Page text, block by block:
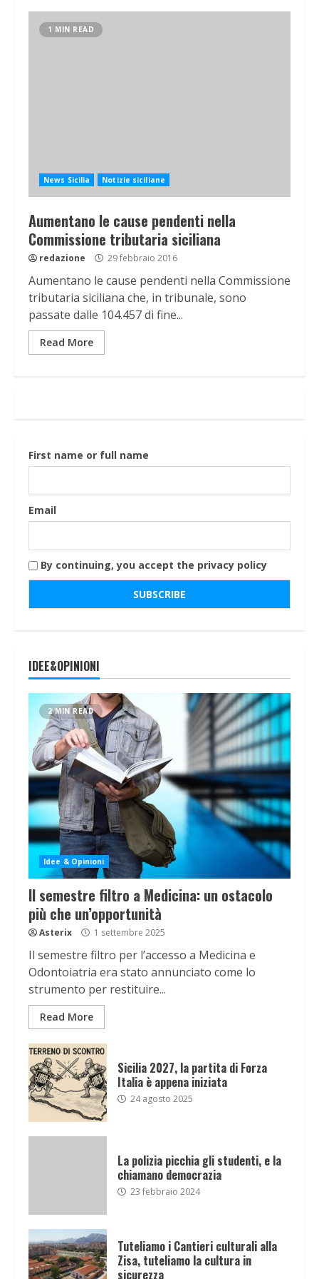
1 MIN READ
News Sicilia Notizie siciliane
Aumentano le cause pendenti nella
Commissione tributaria siciliana
redazione 29 febbraio 2016
Aumentano le cause pendenti nella Commissione
tributaria siciliana che, in tribunale, sono
passate dalle 104.457 di fine...
Read More
First name or full name
Email
By continuing, you accept the privacy policy
IDEE&OPINIONI
2 MIN READ
Idee & Opinioni
Il semestre filtro a Medicina: un ostacolo
più che un’opportunità
Asterix 1 settembre 2025
Il semestre filtro per l’accesso a Medicina e
Odontoiatria era stato annunciato come lo
strumento per restituire...
Read More
Sicilia 2027, la partita di Forza
Italia è appena iniziata
24 agosto 2025
La polizia picchia gli studenti, e la
chiamano democrazia
23 febbraio 2024
Tuteliamo i Cantieri culturali alla
Zisa, tuteliamo la cultura in
sicurezza